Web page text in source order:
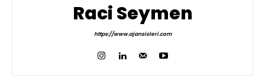
Raci Seymen
https://www.ajansisleri.com